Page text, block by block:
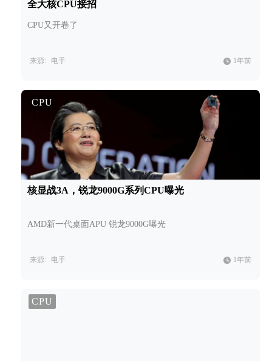
全大核CPU接招
CPU又开卷了
来源: 电手 1年前
CPU
核显战3A，锐龙9000G系列CPU曝光
AMD新一代桌面APU 锐龙9000G曝光
来源: 电手 1年前
CPU